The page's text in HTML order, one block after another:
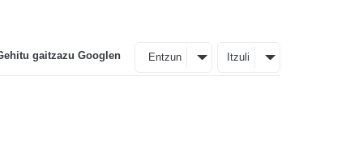
gaitzazu Googlen Entzun Itzuli